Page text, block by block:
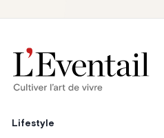
Lifestyle